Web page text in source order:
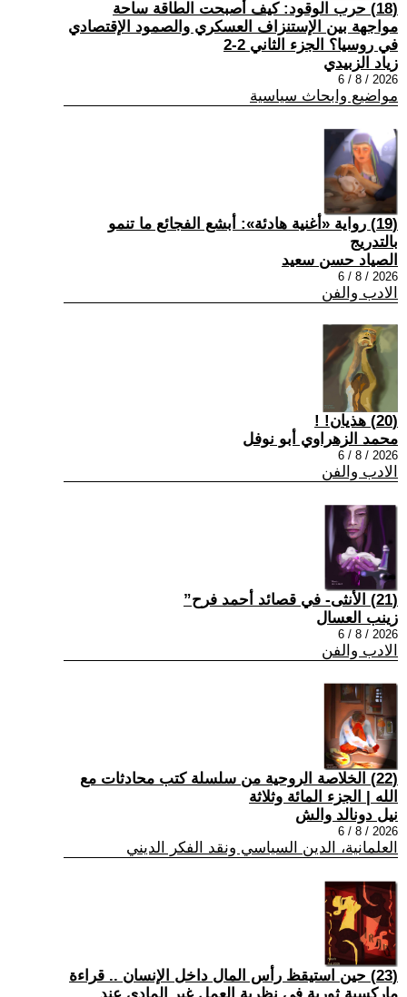
(18) حرب الوقود: كيف أصبحت الطاقة ساحة
مواجهة بين الإستنزاف العسكري والصمود الإقتصادي
في روسيا؟ الجزء الثاني 2-2
زياد الزبيدي
2026 / 8 / 6
مواضيع وابحاث سياسية
(19) رواية «أغنية هادئة»: أبشع الفجائع ما تنمو
بالتدريج
الصياد حسن سعيد
2026 / 8 / 6
الادب والفن
(20) هذيان! !
محمد الزهراوي أبو نوفل
2026 / 8 / 6
الادب والفن
(21) الأنثى- في قصائد أحمد فرح”
زينب العسال
2026 / 8 / 6
الادب والفن
(22) الخلاصة الروحية من سلسلة كتب محادثات مع
الله | الجزء المائة وثلاثة
نيل دونالد والش
2026 / 8 / 6
العلمانية، الدين السياسي ونقد الفكر الديني
(23) حين استيقظ رأس المال داخل الإنسان .. قراءة